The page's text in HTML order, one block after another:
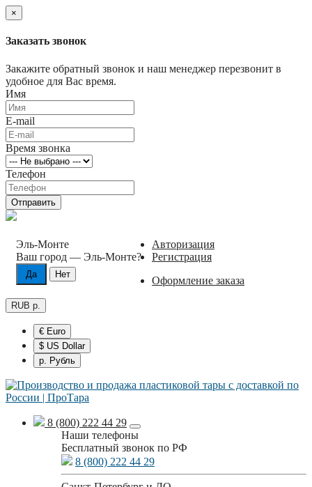
×
Заказать звонок
Закажите обратный звонок и наш менеджер перезвонит в
удобное для Вас время.
Имя
E-mail
Время звонка
Телефон
Отправить
Эль-Монте
Ваш город — Эль-Монте?
Авторизация
Регистрация
Оформление заказа
RUB р.
€ Euro
$ US Dollar
р. Рубль
8 (800) 222 44 29
Наши телефоны
Бесплатный звонок по РФ
8 (800) 222 44 29